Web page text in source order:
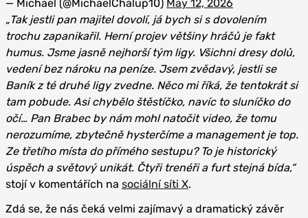
— Michael (@MichaelChalup10) May 12, 2026
„Tak jestli pan majitel dovolí, já bych si s dovolením
trochu zapanikařil. Herní projev většiny hráčů je fakt
humus. Jsme jasně nejhorší tým ligy. Všichni dresy dolů,
vedení bez nároku na peníze. Jsem zvědavý, jestli se
Baník z té druhé ligy zvedne. Něco mi říká, že tentokrát si
tam pobude. Asi chybělo štěstíčko, navíc to sluníčko do
očí… Pan Brabec by nám mohl natočit video, že tomu
nerozumíme, zbytečně hysterčíme a management je top.
Ze třetího místa do přímého sestupu? To je historický
úspěch a světový unikát. Čtyři trenéři a furt stejná bída,“
stojí v komentářích na sociální síti X.
Zdá se, že nás čeká velmi zajímavý a dramatický závěr